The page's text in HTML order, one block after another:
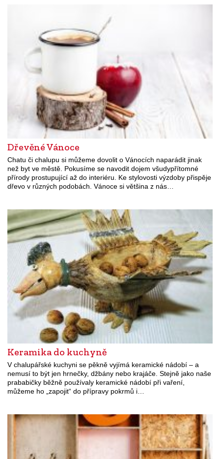
Dřevěné Vánoce
Chatu či chalupu si můžeme dovolit o Vánocích naparádit jinak
než byt ve městě. Pokusíme se navodit dojem všudypřítomné
přírody prostupující až do interiéru. Ke stylovosti výzdoby přispěje
dřevo v různých podobách. Vánoce si většina z nás…
Keramika do kuchyně
V chalupářské kuchyni se pěkně vyjímá keramické nádobí – a
nemusí to být jen hrnečky, džbány nebo krajáče. Stejně jako naše
prababičky běžně používaly keramické nádobí při vaření,
můžeme ho „zapojit“ do přípravy pokrmů i…